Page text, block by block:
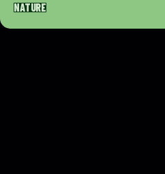
NATURE